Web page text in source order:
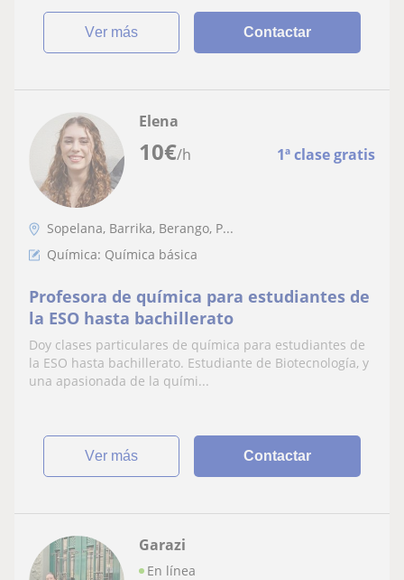
ver más Contactar
10€/h 1ª clase gratis
Elena
Sopelana, Barrika, Berango, P...
Química: Química básica
Profesora de química para estudiantes de
la ESO hasta bachillerato
Doy clases particulares de química para estudiantes de
la ESO hasta bachillerato. Estudiante de Biotecnología, y
una apasionada de la quími...
ver más Contactar
Garazi
En línea